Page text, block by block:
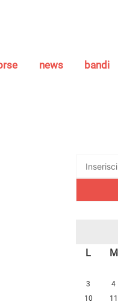
news bandi
Ricerca
L M
3
4
10
11